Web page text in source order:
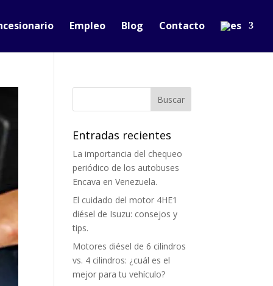
Empleo Blog Contacto
Entradas recientes
La importancia del chequeo
periódico de los autobuses
Encava en Venezuela.
El cuidado del motor 4HE1
diésel de Isuzu: consejos y
tips.
Motores diésel de 6 cilindros
vs. 4 cilindros: ¿cuál es el
mejor para tu vehículo?